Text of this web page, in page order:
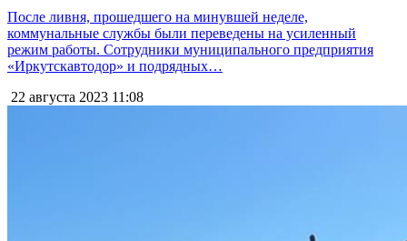
После ливня, прошедшего на минувшей неделе,
коммунальные службы были переведены на усиленный
режим работы. Сотрудники муниципального предприятия
«Иркутскавтодор» и подрядных…
22 августа 2023 11:08